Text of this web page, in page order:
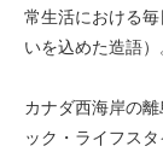
常生活における
いを込めた造語）
カナダ西海岸の
ック・ライフス